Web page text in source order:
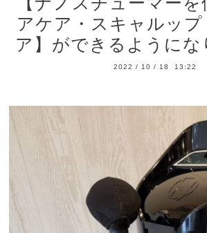
アケア・スキャルップ
ア】ができるようにな
2022 / 10 / 18 13:22